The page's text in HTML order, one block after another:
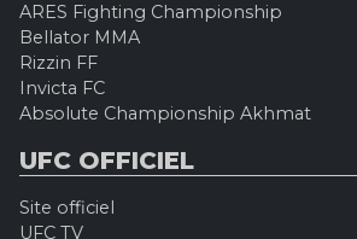
ARES Fighting Championship
Bellator MMA
Rizzin FF
Invicta FC
Absolute Championship Akhmat
UFC OFFICIEL
Site officiel
UFC TV